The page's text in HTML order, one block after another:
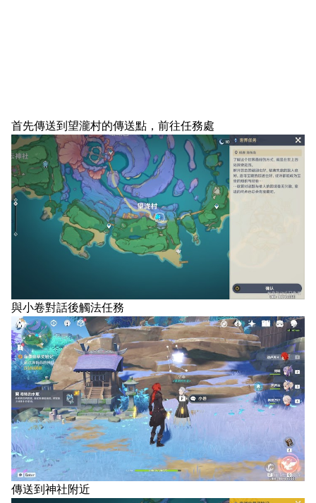
首先傳送到望瀧村的傳送點，前往任務處
與小卷對話後觸法任務
傳送到神社附近